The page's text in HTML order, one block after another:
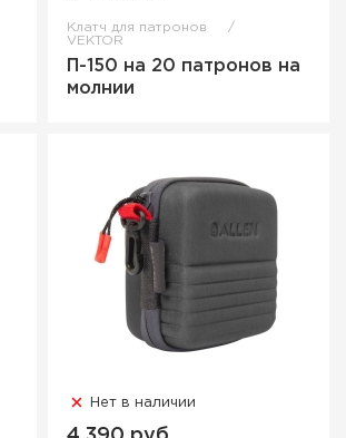
Клатч для патронов
VEKTOR
П-150 на 20 патронов на
молнии
Нет в наличии